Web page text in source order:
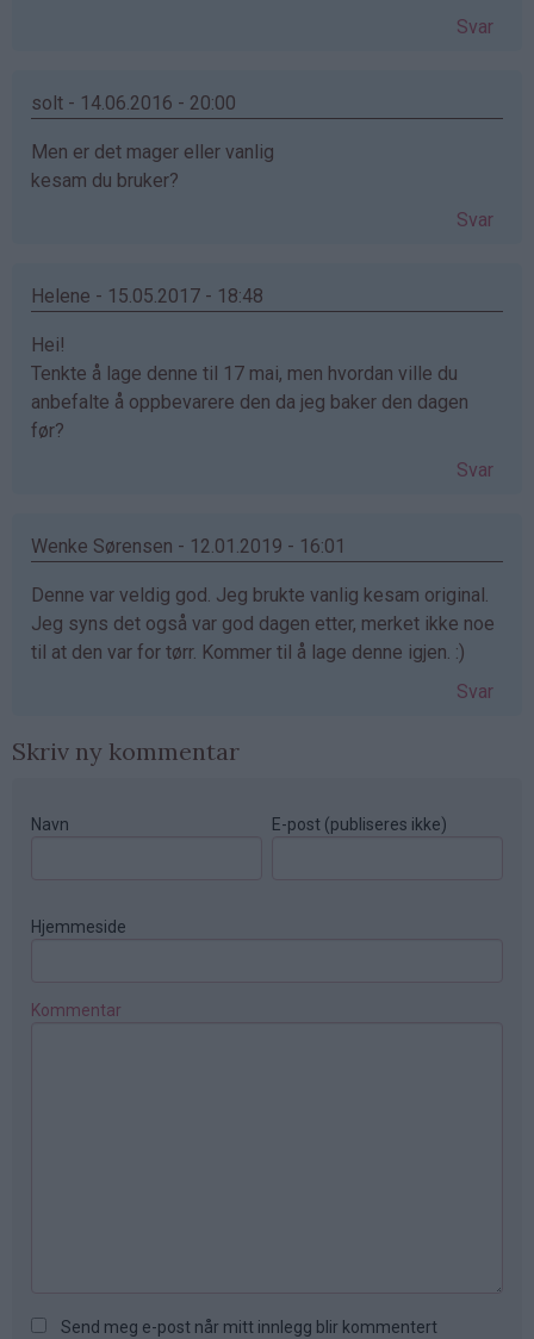
Svar
solt - 14.06.2016 - 20:00
Men er det mager eller vanlig
kesam du bruker?
Svar
Helene - 15.05.2017 - 18:48
Hei!
Tenkte å lage denne til 17 mai, men hvordan ville du
anbefalte å oppbevarere den da jeg baker den dagen
før?
Svar
Wenke Sørensen - 12.01.2019 - 16:01
Denne var veldig god. Jeg brukte vanlig kesam original.
Jeg syns det også var god dagen etter, merket ikke noe
til at den var for tørr. Kommer til å lage denne igjen. :)
Svar
Skriv ny kommentar
Navn E-post (publiseres ikke)
Hjemmeside
Kommentar
Send meg e-post når mitt innlegg blir kommentert